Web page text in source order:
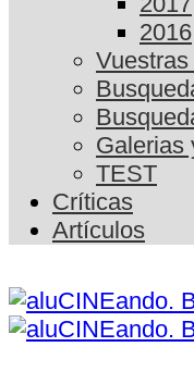
2016
Galerias
TEST
Críticas
Artículos